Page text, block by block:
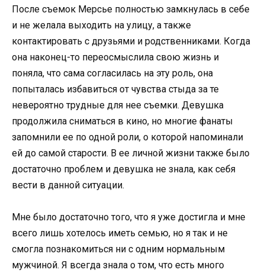
После съемок Мерсье полностью замкнулась в себе
и не желала выходить на улицу, а также
контактировать с друзьями и родственниками. Когда
она наконец-то переосмыслила свою жизнь и
поняла, что сама согласилась на эту роль, она
попыталась избавиться от чувства стыда за те
невероятно трудные для нее съемки. Девушка
продолжила сниматься в кино, но многие фанаты
запомнили ее по одной роли, о которой напоминали
ей до самой старости. В ее личной жизни также было
достаточно проблем и девушка не знала, как себя
вести в данной ситуации.
Мне было достаточно того, что я уже достигла и мне
всего лишь хотелось иметь семью, но я так и не
смогла познакомиться ни с одним нормальным
мужчиной. Я всегда знала о том, что есть много